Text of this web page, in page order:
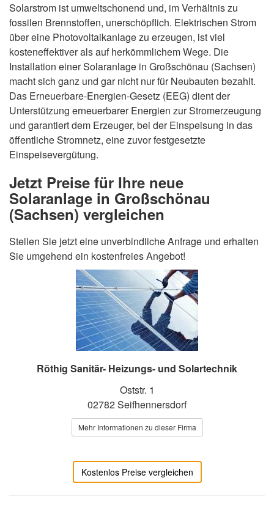
Solarstrom ist umweltschonend und, im Verhältnis zu
fossilen Brennstoffen, unerschöpflich. Elektrischen Strom
über eine Photovoltaikanlage zu erzeugen, ist viel
kosteneffektiver als auf herkömmlichem Wege. Die
Installation einer Solaranlage in Großschönau (Sachsen)
macht sich ganz und gar nicht nur für Neubauten bezahlt.
Das Erneuerbare-Energien-Gesetz (EEG) dient der
Unterstützung erneuerbarer Energien zur Stromerzeugung
und garantiert dem Erzeuger, bei der Einspeisung in das
öffentliche Stromnetz, eine zuvor festgesetzte
Einspeisevergütung.
Jetzt Preise für Ihre neue
Solaranlage in Großschönau
(Sachsen) vergleichen
Stellen Sie jetzt eine unverbindliche Anfrage und erhalten
Sie umgehend ein kostenfreies Angebot!
Röthig Sanitär- Heizungs- und Solartechnik
Oststr. 1
02782 Seifhennersdorf
Mehr Informationen zu dieser Firma
Kostenlos Preise vergleichen